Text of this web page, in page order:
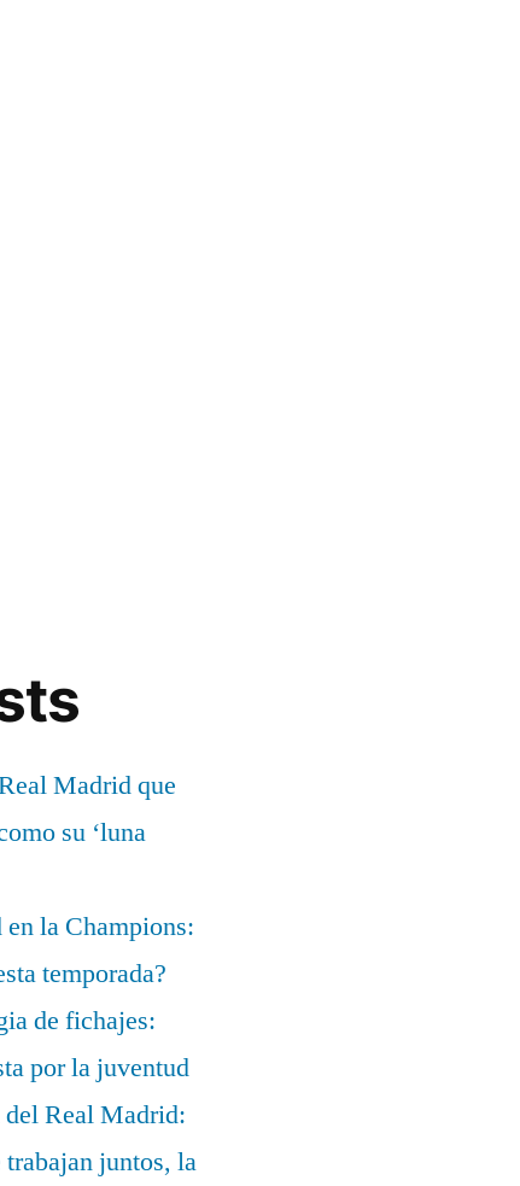
Madrid que
su ‘luna
la Champions:
temporada?
de fichajes:
por la juventud
Real Madrid:
juntos, la